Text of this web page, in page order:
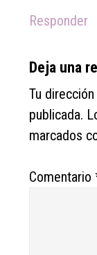
Responder
Deja una
Tu
publicada.
marcados
Comentario